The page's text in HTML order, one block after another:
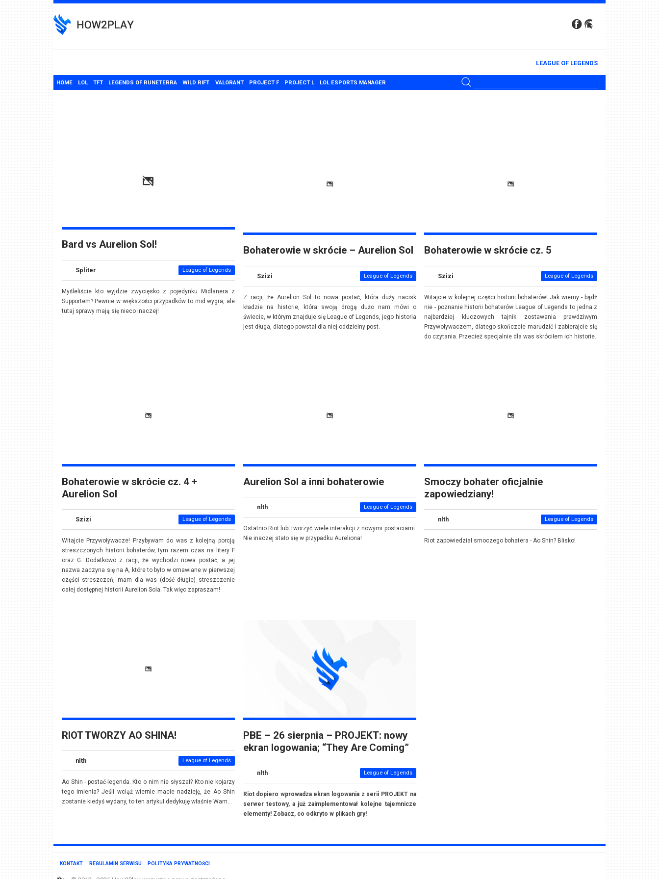
to
content
LEAGUE OF LEGENDS
HOME LOL TFT LEGENDS OF RUNETERRA WILD RIFT VALORANT PROJECT F PROJECT L LOL ESPORTS MANAGER
Bard vs Aurelion Sol!
Spliter League of Legends
Myśleliście kto wyjdzie zwycięsko z pojedynku Midlanera z
Supportem? Pewnie w większości przypadków to mid wygra, ale
tutaj sprawy mają się nieco inaczej!
Bohaterowie w skrócie – Aurelion Sol
Szizi League of Legends
Z racji, że Aurelion Sol to nowa postać, która duży nacisk
kładzie na historie, która swoją drogą dużo nam mówi o
świecie, w którym znajduje się League of Legends, jego historia
jest długa, dlatego powstał dla niej oddzielny post.
Bohaterowie w skrócie cz. 5
Szizi League of Legends
Witajcie w kolejnej części historii bohaterów! Jak wiemy - bądź
nie - poznanie historii bohaterów League of Legends to jedna z
najbardziej kluczowych tajnik zostawania prawdziwym
Przywoływaczem, dlatego skończcie marudzić i zabierajcie się
do czytania. Przecież specjalnie dla was skróciłem ich historie.
Bohaterowie w skrócie cz. 4 +
Aurelion Sol
Szizi League of Legends
Witajcie Przywoływacze! Przybywam do was z kolejną porcją
streszczonych historii bohaterów, tym razem czas na litery F
oraz G. Dodatkowo z racji, że wychodzi nowa postać, a jej
nazwa zaczyna się na A, które to było w omawiane w pierwszej
części streszczeń, mam dla was (dość długie) streszczenie
całej dostępnej historii Aurelion Sola. Tak więc zapraszam!
Aurelion Sol a inni bohaterowie
nlth League of Legends
Ostatnio Riot lubi tworzyć wiele interakcji z nowymi postaciami.
Nie inaczej stało się w przypadku Aureliona!
Smoczy bohater oficjalnie
zapowiedziany!
nlth League of Legends
Riot zapowiedział smoczego bohatera - Ao Shin? Blisko!
RIOT TWORZY AO SHINA!
nlth League of Legends
Ao Shin - postać-legenda. Kto o nim nie słyszał? Kto nie kojarzy
tego imienia? Jeśli wciąż wiernie macie nadzieję, że Ao Shin
zostanie kiedyś wydany, to ten artykuł dedykuję właśnie Wam...
PBE – 26 sierpnia – PROJEKT: nowy
ekran logowania; “They Are Coming”
nlth League of Legends
Riot dopiero wprowadza ekran logowania z serii PROJEKT na
serwer testowy, a już zaimplementował kolejne tajemnicze
elementy! Zobacz, co odkryto w plikach gry!
KONTAKT REGULAMIN SERWISU POLITYKA PRYWATNOŚCI